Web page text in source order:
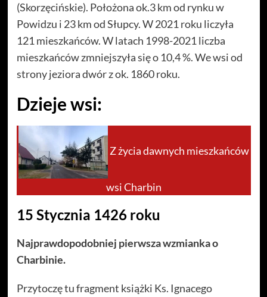
(Skorzęcińskie). Położona ok.3 km od rynku w
Powidzu i 23 km od Słupcy. W 2021 roku liczyła
121 mieszkańców. W latach 1998-2021 liczba
mieszkańców zmniejszyła się o 10,4 %. We wsi od
strony jeziora dwór z ok. 1860 roku.
Dzieje wsi:
Z życia dawnych mieszkańców
wsi Charbin
15 Stycznia 1426 roku
Najprawdopodobniej pierwsza wzmianka o
Charbinie.
Przytoczę tu fragment książki Ks. Ignacego